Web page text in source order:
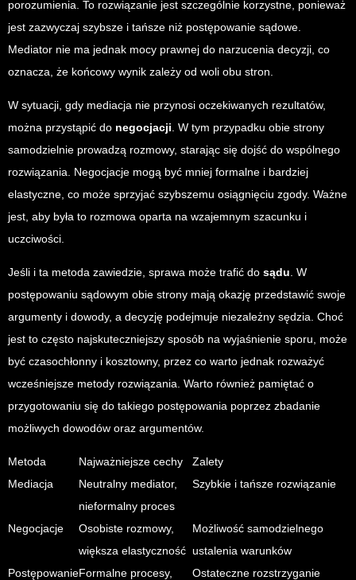
porozumienia. To rozwiązanie jest szczególnie korzystne, ponieważ
jest zazwyczaj szybsze i tańsze niż postępowanie sądowe.
Mediator nie ma jednak mocy prawnej do narzucenia decyzji, co
oznacza, że końcowy wynik zależy od woli obu stron.
W sytuacji, gdy mediacja nie przynosi oczekiwanych rezultatów,
można przystąpić do negocjacji. W tym przypadku obie strony
samodzielnie prowadzą rozmowy, starając się dojść do wspólnego
rozwiązania. Negocjacje mogą być mniej formalne i bardziej
elastyczne, co może sprzyjać szybszemu osiągnięciu zgody. Ważne
jest, aby była to rozmowa oparta na wzajemnym szacunku i
uczciwości.
Jeśli i ta metoda zawiedzie, sprawa może trafić do sądu. W
postępowaniu sądowym obie strony mają okazję przedstawić swoje
argumenty i dowody, a decyzję podejmuje niezależny sędzia. Choć
jest to często najskuteczniejszy sposób na wyjaśnienie sporu, może
być czasochłonny i kosztowny, przez co warto jednak rozważyć
wcześniejsze metody rozwiązania. Warto również pamiętać o
przygotowaniu się do takiego postępowania poprzez zbadanie
możliwych dowodów oraz argumentów.
Metoda Najważniejsze cechy
Zalety
Mediacja
Neutralny mediator,
nieformalny proces
Szybkie i tańsze rozwiązanie
Negocjacje
Osobiste rozmowy,
większa elastyczność
Możliwość samodzielnego
ustalenia warunków
PostępowanieFormalne procesy, Ostateczne rozstrzyganie